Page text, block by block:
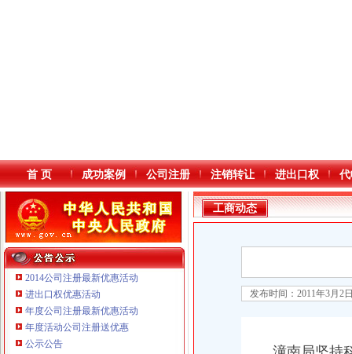
本站导航
首 页 成功案例 公司注册 注销转让 进出口权
2014公司注册最新优惠活动
进出口权优惠活动
年度公司注册最新优惠活动
年度活动公司注册送优惠
公示公告
重庆鸽牌电线电缆有限公司 渝北10010万 (进出口权)
工商动态
发布时间：2011年3月2